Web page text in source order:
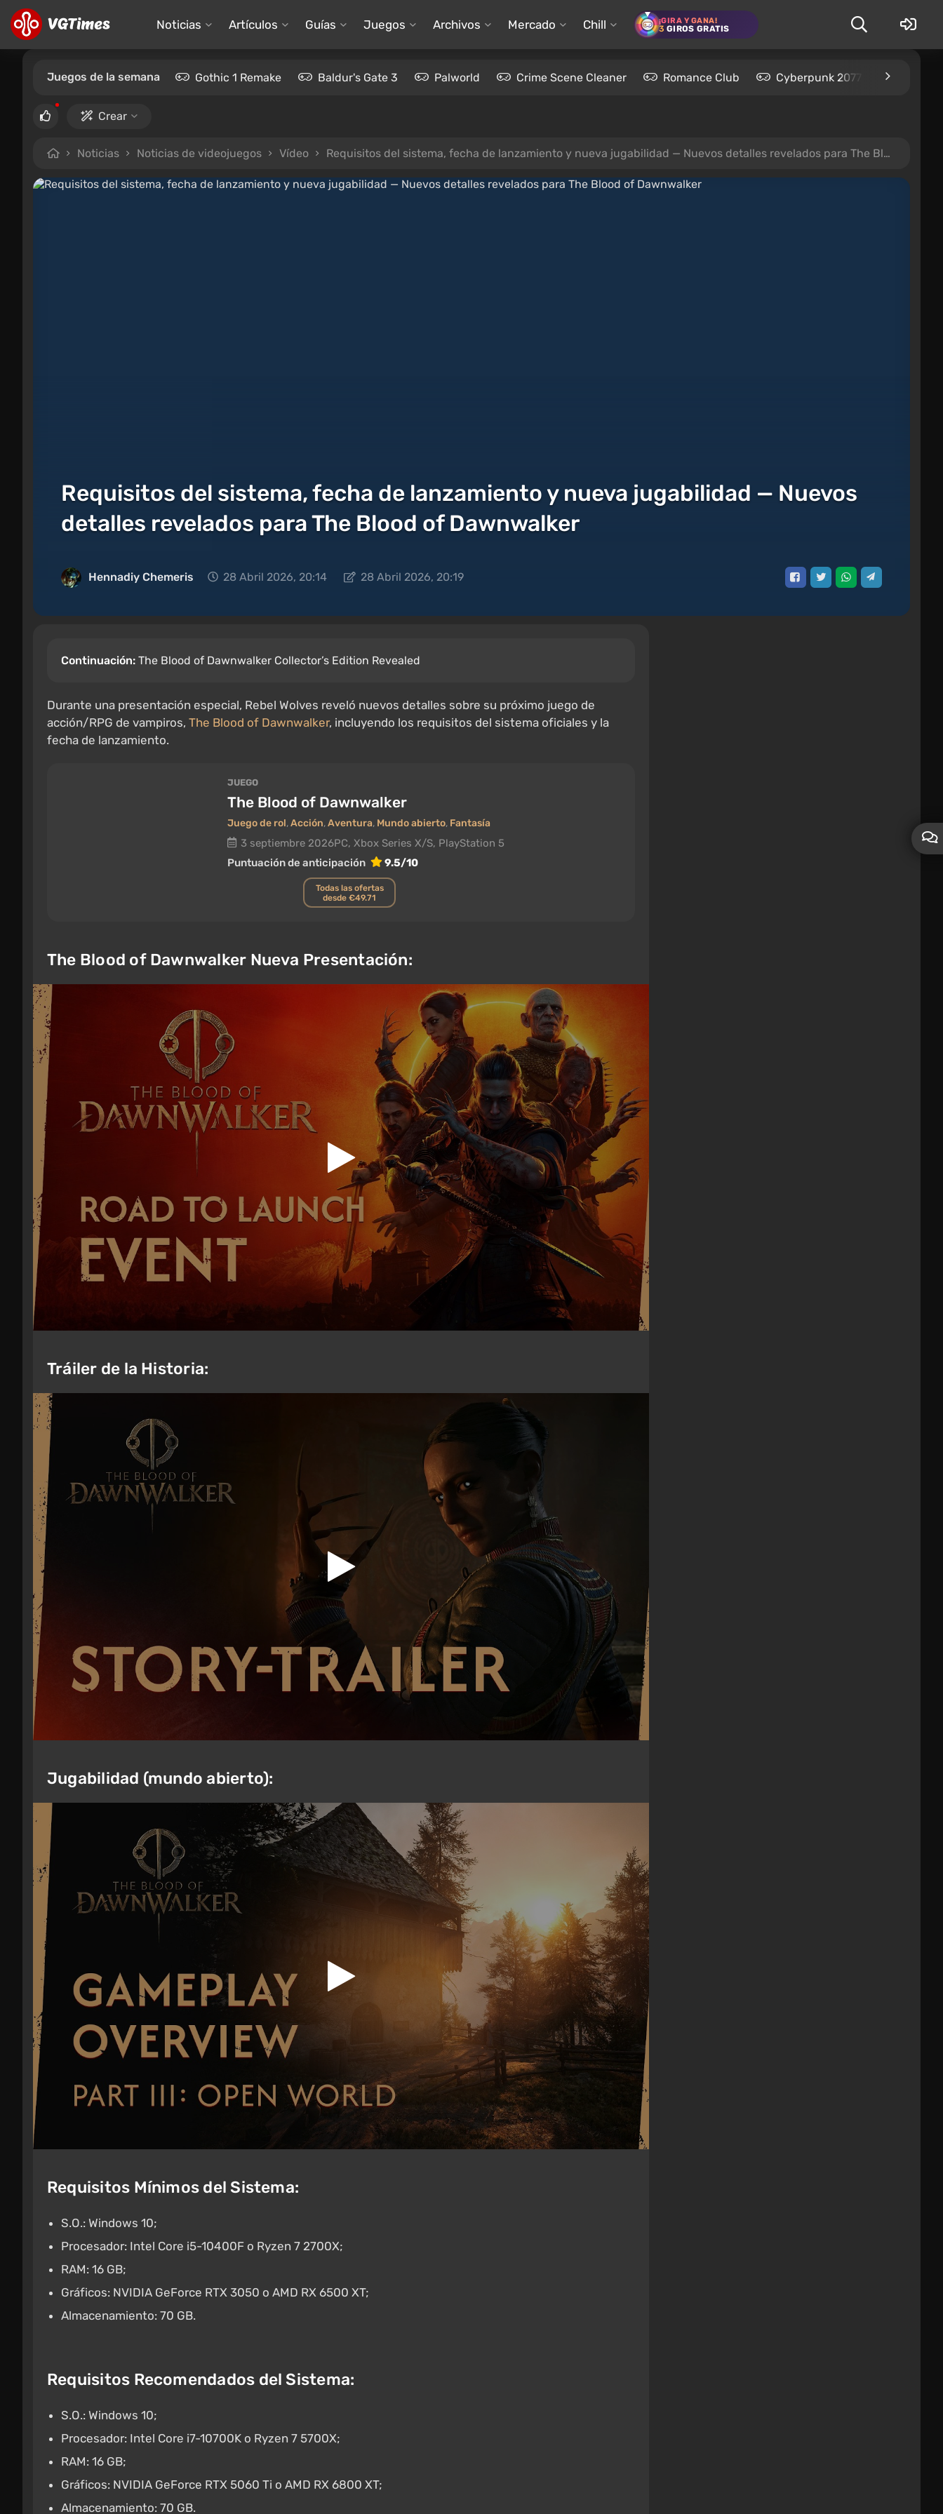
Noticias Artículos Guías Juegos Archivos Mercado Chill ¡GIRA Y GANA!
3 GIROS GRATIS
Juegos de la semana Gothic 1 Remake Baldur's Gate 3 Palworld Crime Scene Cleaner Romance Club Cyberpunk 2077
Crear
Noticias Noticias de videojuegos Vídeo Requisitos del sistema, fecha de lanzamiento y nueva jugabilidad — Nuevos detalles revelados para The Blood of Dawnwalker
Requisitos del sistema, fecha de lanzamiento y nueva jugabilidad — Nuevos
detalles revelados para The Blood of Dawnwalker
Hennadiy Chemеris 28 Abril 2026, 20:14 28 Abril 2026, 20:19
Continuación: The Blood of Dawnwalker Collector’s Edition Revealed
Durante una presentación especial, Rebel Wolves reveló nuevos detalles sobre su próximo juego de
acción/RPG de vampiros, The Blood of Dawnwalker, incluyendo los requisitos del sistema oficiales y la
fecha de lanzamiento.
JUEGO
The Blood of Dawnwalker
Juego de rol,Acción,Aventura, Mundo abierto, Fantasía
3 septiembre 2026PC, Xbox Series X/S, PlayStation 5
Puntuación de anticipación
9.5/10
Todas las ofertas
desde €49.71
The Blood of Dawnwalker Nueva Presentación:
Tráiler de la Historia:
Jugabilidad (mundo abierto):
Requisitos Mínimos del Sistema:
S.O.: Windows 10;
Procesador: Intel Core i5-10400F o Ryzen 7 2700X;
RAM: 16 GB;
Gráficos: NVIDIA GeForce RTX 3050 o AMD RX 6500 XT;
Almacenamiento: 70 GB.
Requisitos Recomendados del Sistema:
S.O.: Windows 10;
Procesador: Intel Core i7-10700K o Ryzen 7 5700X;
RAM: 16 GB;
Gráficos: NVIDIA GeForce RTX 5060 Ti o AMD RX 6800 XT;
Almacenamiento: 70 GB.